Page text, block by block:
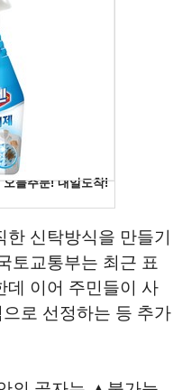
한 신탁방식을 만들기
토교통부는 최근 표
데 이어 주민들이 사
로 선정하는 등 추가